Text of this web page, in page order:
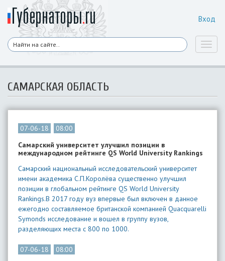
Вход
САМАРСКАЯ ОБЛАСТЬ
07-06-18
08:00
Самарский университет улучшил позиции в
международном рейтинге QS World University Rankings
Самарский национальный исследовательский университет
имени академика С.П.Королёва существенно улучшил
позиции в глобальном рейтинге QS World University
Rankings.В 2017 году вуз впервые был включен в данное
ежегодно составляемое британской компанией Quacquarelli
Symonds исследование и вошел в группу вузов,
разделяющих места с 800 по 1000.
07-06-18
08:00